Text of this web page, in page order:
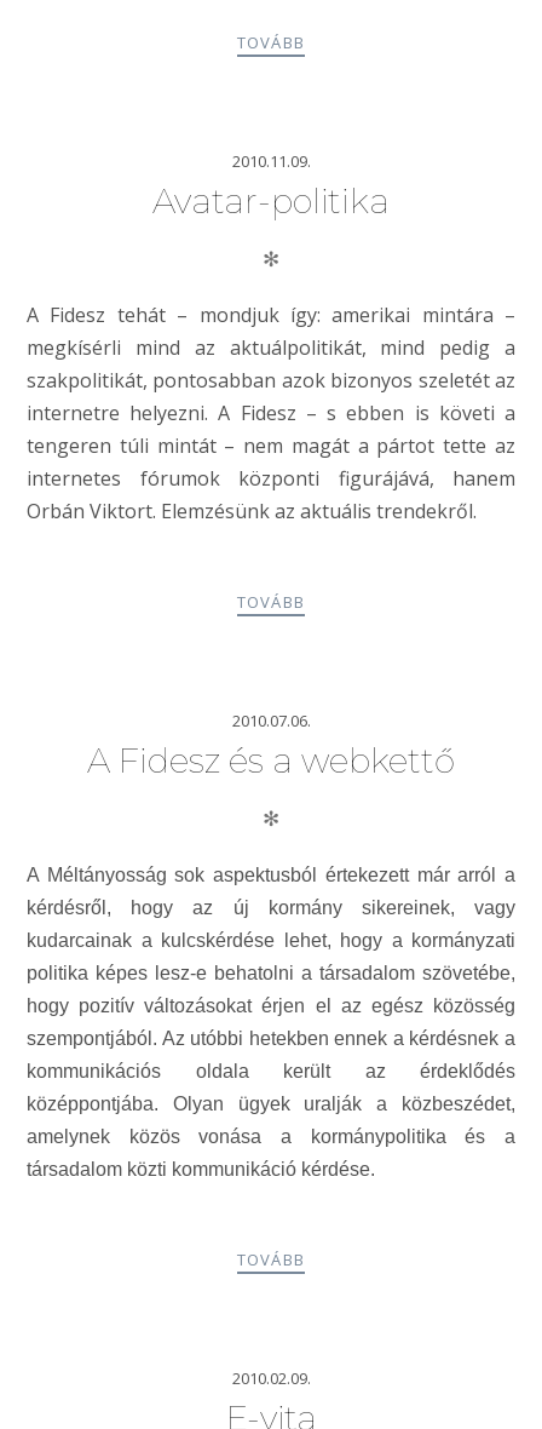
TOVÁBB
2010.11.09.
Avatar-politika
✻
A Fidesz tehát – mondjuk így: amerikai mintára –
megkísérli mind az aktuálpolitikát, mind pedig a
szakpolitikát, pontosabban azok bizonyos szeletét az
internetre helyezni. A Fidesz – s ebben is követi a
tengeren túli mintát – nem magát a pártot tette az
internetes fórumok központi figurájává, hanem
Orbán Viktort. Elemzésünk az aktuális trendekről.
TOVÁBB
2010.07.06.
A Fidesz és a webkettő
✻
A Méltányosság sok aspektusból értekezett már arról a
kérdésről, hogy az új kormány sikereinek, vagy
kudarcainak a kulcskérdése lehet, hogy a kormányzati
politika képes lesz-e behatolni a társadalom szövetébe,
hogy pozitív változásokat érjen el az egész közösség
szempontjából. Az utóbbi hetekben ennek a kérdésnek a
kommunikációs oldala került az érdeklődés
középpontjába. Olyan ügyek uralják a közbeszédet,
amelynek közös vonása a kormánypolitika és a
társadalom közti kommunikáció kérdése.
TOVÁBB
2010.02.09.
E-vita